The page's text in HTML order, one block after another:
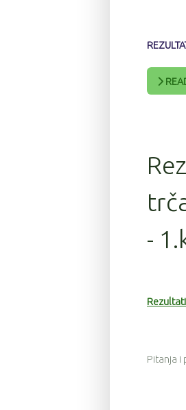
-
Pitanja i